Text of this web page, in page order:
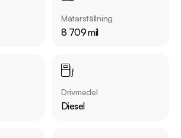
någon av våra andra BMW 5-serie i
Mätarställning
8 709 mil
Drivmedel
Diesel